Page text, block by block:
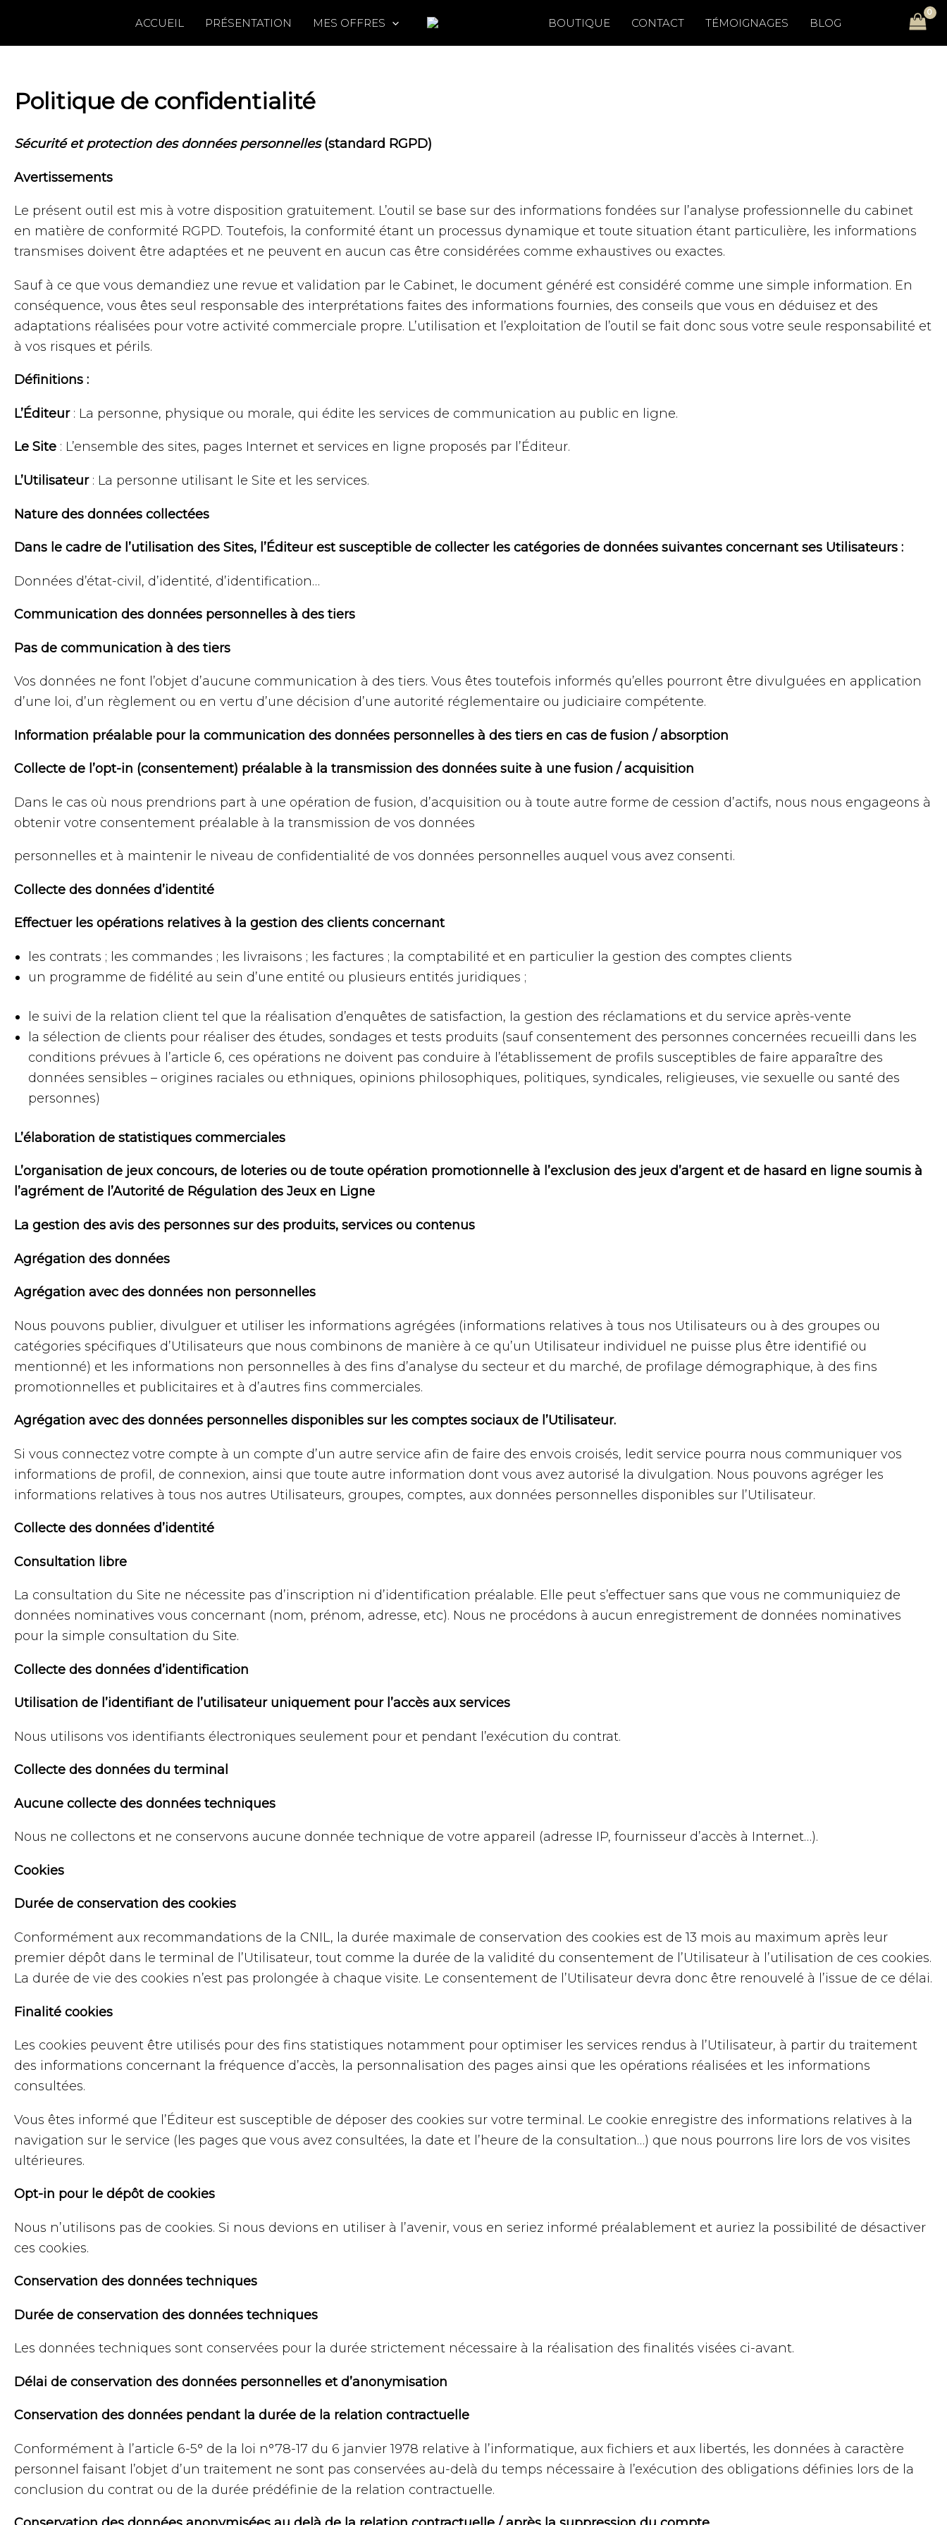
contenu
ACCUEIL PRÉSENTATION MES OFFRES BOUTIQUE CONTACT TÉMOIGNAGES BLOG
Politique de confidentialité
Sécurité et protection des données personnelles (standard RGPD)
Avertissements
Le présent outil est mis à votre disposition gratuitement. L’outil se base sur des informations fondées sur l’analyse professionnelle du cabinet
en matière de conformité RGPD. Toutefois, la conformité étant un processus dynamique et toute situation étant particulière, les informations
transmises doivent être adaptées et ne peuvent en aucun cas être considérées comme exhaustives ou exactes.
Sauf à ce que vous demandiez une revue et validation par le Cabinet, le document généré est considéré comme une simple information. En
conséquence, vous êtes seul responsable des interprétations faites des informations fournies, des conseils que vous en déduisez et des
adaptations réalisées pour votre activité commerciale propre. L’utilisation et l’exploitation de l’outil se fait donc sous votre seule responsabilité et
à vos risques et périls.
Définitions :
L’Éditeur : La personne, physique ou morale, qui édite les services de communication au public en ligne.
Le Site : L’ensemble des sites, pages Internet et services en ligne proposés par l’Éditeur.
L’Utilisateur : La personne utilisant le Site et les services.
Nature des données collectées
Dans le cadre de l’utilisation des Sites, l’Éditeur est susceptible de collecter les catégories de données suivantes concernant ses Utilisateurs :
Données d’état-civil, d’identité, d’identification…
Communication des données personnelles à des tiers
Pas de communication à des tiers
Vos données ne font l’objet d’aucune communication à des tiers. Vous êtes toutefois informés qu’elles pourront être divulguées en application
d’une loi, d’un règlement ou en vertu d’une décision d’une autorité réglementaire ou judiciaire compétente.
Information préalable pour la communication des données personnelles à des tiers en cas de fusion / absorption
Collecte de l’opt-in (consentement) préalable à la transmission des données suite à une fusion / acquisition
Dans le cas où nous prendrions part à une opération de fusion, d’acquisition ou à toute autre forme de cession d’actifs, nous nous engageons à
obtenir votre consentement préalable à la transmission de vos données
personnelles et à maintenir le niveau de confidentialité de vos données personnelles auquel vous avez consenti.
Collecte des données d’identité
Effectuer les opérations relatives à la gestion des clients concernant
les contrats ; les commandes ; les livraisons ; les factures ; la comptabilité et en particulier la gestion des comptes clients
un programme de fidélité au sein d’une entité ou plusieurs entités juridiques ;
le suivi de la relation client tel que la réalisation d’enquêtes de satisfaction, la gestion des réclamations et du service après-vente
la sélection de clients pour réaliser des études, sondages et tests produits (sauf consentement des personnes concernées recueilli dans les
conditions prévues à l’article 6, ces opérations ne doivent pas conduire à l’établissement de profils susceptibles de faire apparaître des
données sensibles – origines raciales ou ethniques, opinions philosophiques, politiques, syndicales, religieuses, vie sexuelle ou santé des
personnes)
L’élaboration de statistiques commerciales
L’organisation de jeux concours, de loteries ou de toute opération promotionnelle à l’exclusion des jeux d’argent et de hasard en ligne soumis à
l’agrément de l’Autorité de Régulation des Jeux en Ligne
La gestion des avis des personnes sur des produits, services ou contenus
Agrégation des données
Agrégation avec des données non personnelles
Nous pouvons publier, divulguer et utiliser les informations agrégées (informations relatives à tous nos Utilisateurs ou à des groupes ou
catégories spécifiques d’Utilisateurs que nous combinons de manière à ce qu’un Utilisateur individuel ne puisse plus être identifié ou
mentionné) et les informations non personnelles à des fins d’analyse du secteur et du marché, de profilage démographique, à des fins
promotionnelles et publicitaires et à d’autres fins commerciales.
Agrégation avec des données personnelles disponibles sur les comptes sociaux de l’Utilisateur.
Si vous connectez votre compte à un compte d’un autre service afin de faire des envois croisés, ledit service pourra nous communiquer vos
informations de profil, de connexion, ainsi que toute autre information dont vous avez autorisé la divulgation. Nous pouvons agréger les
informations relatives à tous nos autres Utilisateurs, groupes, comptes, aux données personnelles disponibles sur l’Utilisateur.
Collecte des données d’identité
Consultation libre
La consultation du Site ne nécessite pas d’inscription ni d’identification préalable. Elle peut s’effectuer sans que vous ne communiquiez de
données nominatives vous concernant (nom, prénom, adresse, etc). Nous ne procédons à aucun enregistrement de données nominatives
pour la simple consultation du Site.
Collecte des données d’identification
Utilisation de l’identifiant de l’utilisateur uniquement pour l’accès aux services
Nous utilisons vos identifiants électroniques seulement pour et pendant l’exécution du contrat.
Collecte des données du terminal
Aucune collecte des données techniques
Nous ne collectons et ne conservons aucune donnée technique de votre appareil (adresse IP, fournisseur d’accès à Internet…).
Cookies
Durée de conservation des cookies
Conformément aux recommandations de la CNIL, la durée maximale de conservation des cookies est de 13 mois au maximum après leur
premier dépôt dans le terminal de l’Utilisateur, tout comme la durée de la validité du consentement de l’Utilisateur à l’utilisation de ces cookies.
La durée de vie des cookies n’est pas prolongée à chaque visite. Le consentement de l’Utilisateur devra donc être renouvelé à l’issue de ce délai.
Finalité cookies
Les cookies peuvent être utilisés pour des fins statistiques notamment pour optimiser les services rendus à l’Utilisateur, à partir du traitement
des informations concernant la fréquence d’accès, la personnalisation des pages ainsi que les opérations réalisées et les informations
consultées.
Vous êtes informé que l’Éditeur est susceptible de déposer des cookies sur votre terminal. Le cookie enregistre des informations relatives à la
navigation sur le service (les pages que vous avez consultées, la date et l’heure de la consultation…) que nous pourrons lire lors de vos visites
ultérieures.
Opt-in pour le dépôt de cookies
Nous n’utilisons pas de cookies. Si nous devions en utiliser à l’avenir, vous en seriez informé préalablement et auriez la possibilité de désactiver
ces cookies.
Conservation des données techniques
Durée de conservation des données techniques
Les données techniques sont conservées pour la durée strictement nécessaire à la réalisation des finalités visées ci-avant.
Délai de conservation des données personnelles et d’anonymisation
Conservation des données pendant la durée de la relation contractuelle
Conformément à l’article 6-5° de la loi n°78-17 du 6 janvier 1978 relative à l’informatique, aux fichiers et aux libertés, les données à caractère
personnel faisant l’objet d’un traitement ne sont pas conservées au-delà du temps nécessaire à l’exécution des obligations définies lors de la
conclusion du contrat ou de la durée prédéfinie de la relation contractuelle.